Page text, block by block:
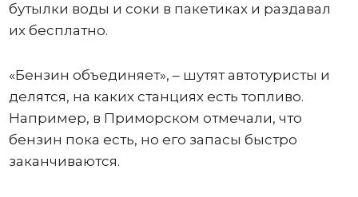
бутылки воды и соки в пакетиках и раздавал
их бесплатно.
«Бензин объединяет», – шутят автотуристы и
делятся, на каких станциях есть топливо.
Например, в Приморском отмечали, что
бензин пока есть, но его запасы быстро
заканчиваются.